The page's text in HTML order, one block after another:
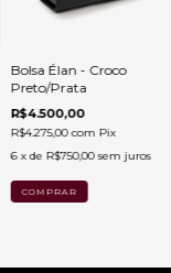
Bolsa Élan - Croco
Preto/Prata
R$4.500,00
R$4.275,00com Pix
6 x de R$750,00 sem juros